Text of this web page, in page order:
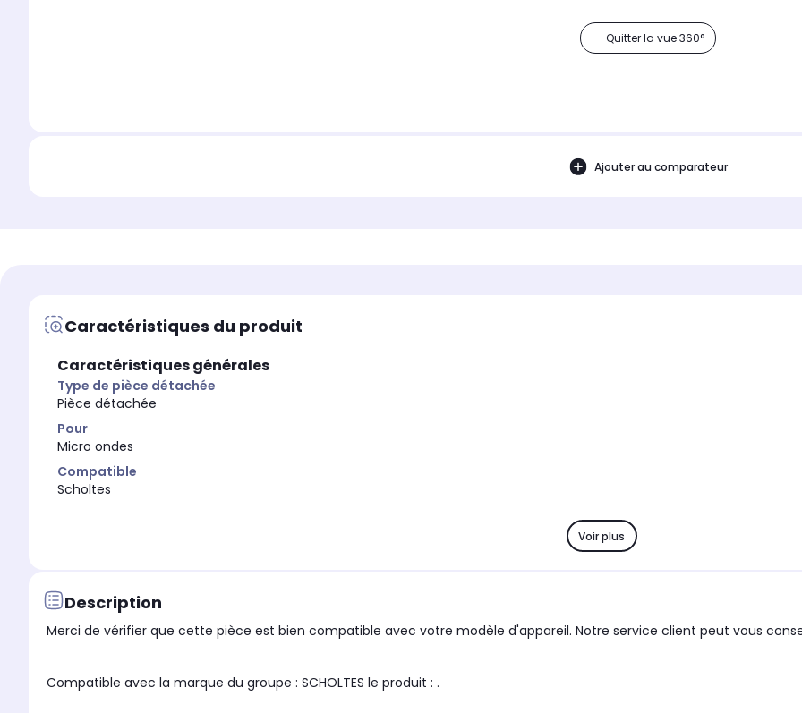
Quitter la vue 360°
Ajouter au comparateur
Caractéristiques du produit
Caractéristiques générales
Type de pièce détachée
Pièce détachée
Pour
Micro ondes
Compatible
Scholtes
Voir plus
Description
Merci de vérifier que cette pièce est bien compatible avec votre modèle d'appareil. Notre service client peut vous
Compatible avec la marque du groupe : SCHOLTES le produit : .